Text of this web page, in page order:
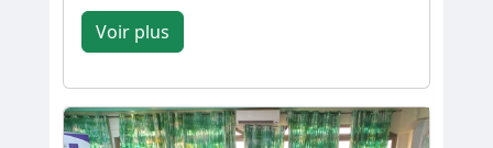
Voir plus